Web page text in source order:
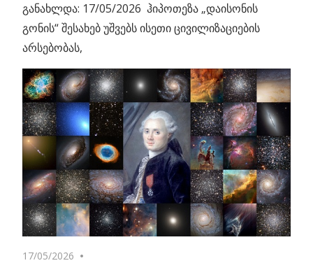
განახლდა: 17/05/2026 ჰიპოთეზა „დაისონის
გონის“ შესახებ უშვებს ისეთი ცივილიზაციების
არსებობას,
17/05/2026